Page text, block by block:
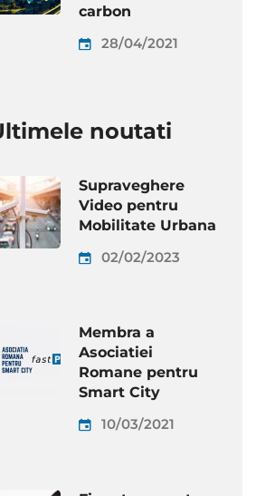
carbon
28/04/2021
noutati
Supraveghere
Video pentru
Mobilitate Urbana
02/02/2023
Membra a
Asociatiei
Romane pentru
Smart City
10/03/2021